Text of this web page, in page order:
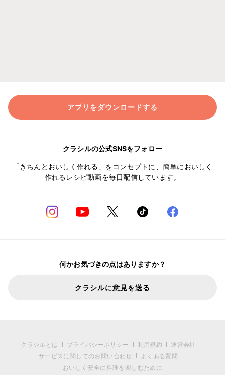
アプリをダウンロードする
クラシルの公式SNSをフォロー
「きちんとおいしく作れる」をコンセプトに、簡単においしく
作れるレシピ動画を毎日配信しています。
何かお気づきの点はありますか？
クラシルに意見を送る
クラシルとは プライバシーポリシー 利用規約
運営会社
サービスに関してのお問い合わせ
よくある質問
おいしく安全に料理を楽しむために